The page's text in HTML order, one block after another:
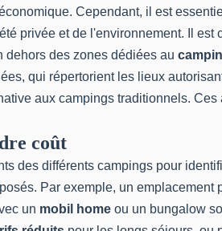
Cependant, il est
privée et de l'environnement. Il
dehors des zones dédiées au
qui répertorient les lieux
aux campings traditionnels.
coût
des différents campings pour
Par exemple, un emplacement
un mobil home ou un bungalow